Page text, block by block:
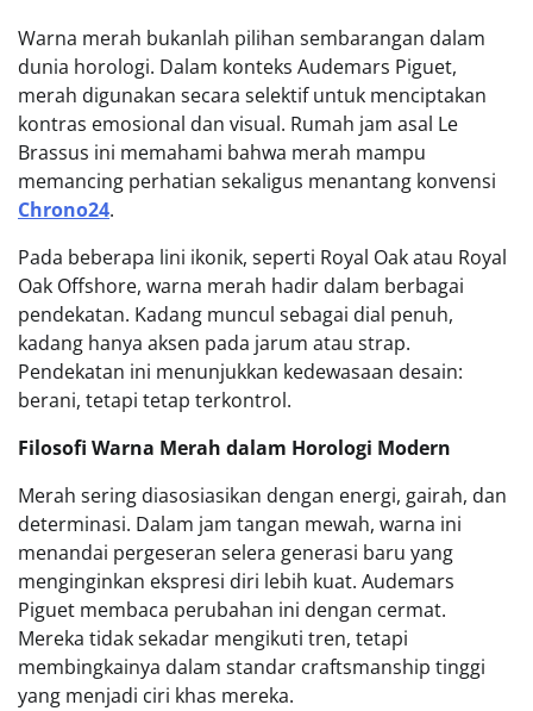
Warna merah bukanlah pilihan sembarangan dalam
dunia horologi. Dalam konteks Audemars Piguet,
merah digunakan secara selektif untuk menciptakan
kontras emosional dan visual. Rumah jam asal Le
Brassus ini memahami bahwa merah mampu
memancing perhatian sekaligus menantang konvensi
Chrono24.
Pada beberapa lini ikonik, seperti Royal Oak atau Royal
Oak Offshore, warna merah hadir dalam berbagai
pendekatan. Kadang muncul sebagai dial penuh,
kadang hanya aksen pada jarum atau strap.
Pendekatan ini menunjukkan kedewasaan desain:
berani, tetapi tetap terkontrol.
Filosofi Warna Merah dalam Horologi Modern
Merah sering diasosiasikan dengan energi, gairah, dan
determinasi. Dalam jam tangan mewah, warna ini
menandai pergeseran selera generasi baru yang
menginginkan ekspresi diri lebih kuat. Audemars
Piguet membaca perubahan ini dengan cermat.
Mereka tidak sekadar mengikuti tren, tetapi
membingkainya dalam standar craftsmanship tinggi
yang menjadi ciri khas mereka.